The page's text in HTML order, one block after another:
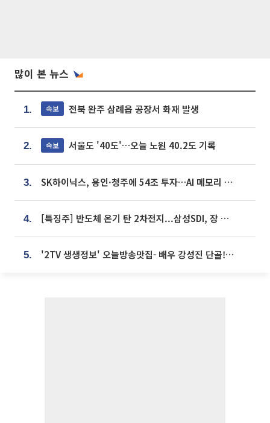
많이 본 뉴스
1. 속보 전북 완주 삼례읍 공장서 화재 발생
2. 속보 서울도 '40도'…오늘 노원 40.2도 기록
3. SK하이닉스, 용인·청주에 54조 투자…AI 메모리 생산기지 키운다
4. [특징주] 반도체 온기 탄 2차전지...삼성SDI, 장 초반 7% 넘게 껑충
5. '2TV 생생정보' 오늘방송맛집- 배우 강성진 단골! 쌀국수ㆍ푸팟퐁 커리 맛집 '블○○○'